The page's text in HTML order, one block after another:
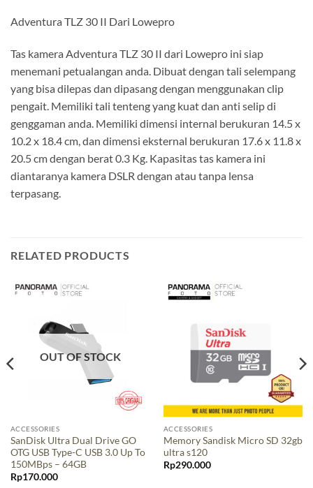
Adventura TLZ 30 II Dari Lowepro
Tas kamera Adventura TLZ 30 II dari Lowepro ini siap
menemani petualangan anda. Dibuat dengan tali selempang
yang bisa dilepas dan dipasang dengan menggunakan clip
pengait. Memiliki tali tenteng yang kuat dan anti selip di
genggaman anda. Memiliki dimensi internal berukuran 14.5 x
10.2 x 18.4 cm, dan dimensi eksternal berukuran 17.6 x 11.8 x
20.5 cm dengan berat 0.3 Kg. Kapasitas tas kamera ini
diantaranya kamera DSLR dengan atau tanpa lensa
terpasang.
RELATED PRODUCTS
OUT OF STOCK
ACCESSORIES
SanDisk Ultra Dual Drive GO
OTG USB Type-C USB 3.0 Up To
150MBps – 64GB
Rp170.000
ACCESSORIES
Memory Sandisk Micro SD 32gb
ultra s120
Rp290.000